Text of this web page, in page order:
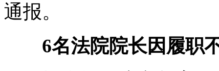
通报。
6名法院院长因履职